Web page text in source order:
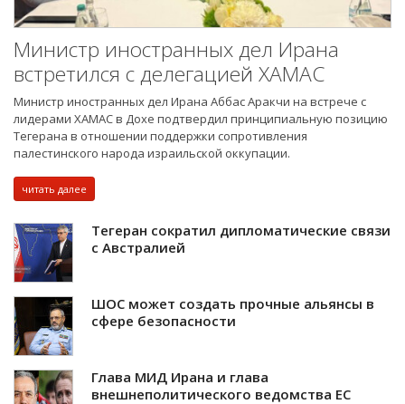
Министр иностранных дел Ирана
встретился с делегацией ХАМАС
Министр иностранных дел Ирана Аббас Аракчи на встрече с
лидерами ХАМАС в Дохе подтвердил принципиальную позицию
Тегерана в отношении поддержки сопротивления
палестинского народа израильской оккупации.
читать далее
Тегеран сократил дипломатические связи
с Австралией
ШОС может создать прочные альянсы в
сфере безопасности
Глава МИД Ирана и глава
внешнеполитического ведомства ЕС